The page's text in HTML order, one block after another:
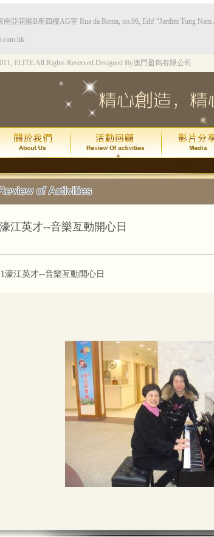
演出時間：2015年8月8日星期六下午
演出地點：香港九龍灣Megabox 通利演
票價：HK$130
琴約在黃昏2週年*拔萃匯演
演出時間： 2015 年 7 月 24 日 (
演出地點：澳門文化中心綜合劇
甘仕良流行鋼琴新體驗--澳門站
2015年7月 4 號及加開的 11 號門
演出地點：澳門亞洲鋼琴城
吳善欣同學喜獲 2014年澳門區英國
本會有幸獲澳門有線電視互動台CH2 邀
女士，創會會長莫綺玲大律師及理事長
甘仕良CD集--琴約在黃昏
「甘仕良CD集--琴約在黃昏」現已全
行、各CD舖及書局及澳門通利琴行、
本會接受澳門電視台訪問
亞花園B座四樓AG室 Rua da Roma, no.96, Edif "Jardim Tung
ELITE.All Rights Reserved.Designed By澳門盈雋有限公司
江英才--音樂亙動開心日
濠江英才--音樂亙動開心日